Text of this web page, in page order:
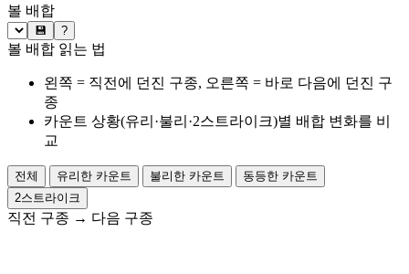
볼 배합
💾 ?
볼 배합 읽는 법
왼쪽 = 직전에 던진 구종, 오른쪽 = 바로 다음에 던진 구
종
카운트 상황(유리·불리·2스트라이크)별 배합 변화를 비
교
전체 유리한 카운트 불리한 카운트
동등한 카운트
2스트라이크
직전 구종 → 다음 구종